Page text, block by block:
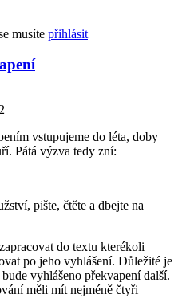
musíte přihlásit
vstupujeme do léta, doby
Pátá výzva tedy zní:
pište, čtěte a dbejte na
do textu kterékoli
po jeho vyhlášení. Důležité je
vyhlášeno překvapení další.
měli mít nejméně čtyři